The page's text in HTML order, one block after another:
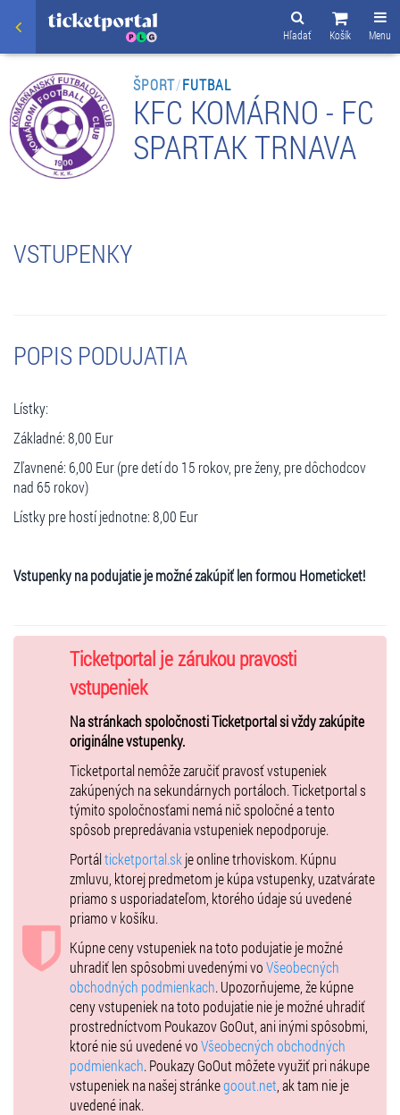
Menu
Košík
Hľadať
ŠPORT/FUTBAL
KFC KOMÁRNO - FC
SPARTAK TRNAVA
VSTUPENKY
POPIS PODUJATIA
Lístky:
Základné: 8,00 Eur
Zľavnené: 6,00 Eur (pre detí do 15 rokov, pre ženy, pre dôchodcov
nad 65 rokov)
Lístky pre hostí jednotne: 8,00 Eur
Vstupenky na podujatie je možné zakúpiť len formou Hometicket!
Ticketportal je zárukou pravosti
vstupeniek
Na stránkach spoločnosti Ticketportal si vždy zakúpite
originálne vstupenky.
Ticketportal nemôže zaručiť pravosť vstupeniek
zakúpených na sekundárnych portáloch. Ticketportal s
týmito spoločnosťami nemá nič spoločné a tento
spôsob prepredávania vstupeniek nepodporuje.
Portálticketportal.sk je online trhoviskom. Kúpnu
zmluvu, ktorej predmetom je kúpa vstupenky, uzatvárate
priamo s usporiadateľom, ktorého údaje sú uvedené
priamo v košíku.
Kúpne ceny vstupeniek na toto podujatie je možné
uhradiť len spôsobmi uvedenými voVšeobecných
obchodných podmienkach. Upozorňujeme, že kúpne
ceny vstupeniek na toto podujatie nie je možné uhradiť
prostredníctvom Poukazov GoOut, ani inými spôsobmi,
ktoré nie sú uvedené voVšeobecných obchodných
podmienkach. Poukazy GoOut môžete využiť pri nákupe
vstupeniek na našej stránkegoout.net , ak tam nie je
uvedené inak.